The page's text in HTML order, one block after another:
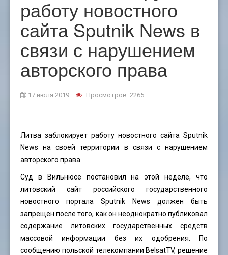
работу новостного
сайта Sputnik News в
связи с нарушением
авторского права
17 июля 2019 Просмотров: 2265
Литва заблокирует работу новостного сайта Sputnik
News на своей территории в связи с нарушением
авторского права.
Суд в Вильнюсе постановил на этой неделе, что
литовский сайт российского государственного
новостного портала Sputnik News должен быть
запрещен после того, как он неоднократно публиковал
содержание литовских государственных средств
массовой информации без их одобрения. По
сообщению польской телекомпании BelsatTV, решение